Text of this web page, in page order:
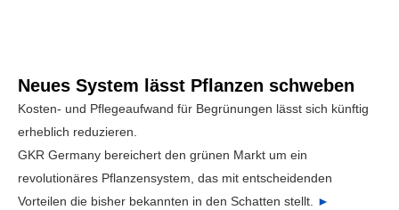
Neues System lässt Pflanzen schweben
Kosten- und Pflegeaufwand für Begrünungen lässt sich künftig
erheblich reduzieren.
GKR Germany bereichert den grünen Markt um ein
revolutionäres Pflanzensystem, das mit entscheidenden
Vorteilen die bisher bekannten in den Schatten stellt. ►